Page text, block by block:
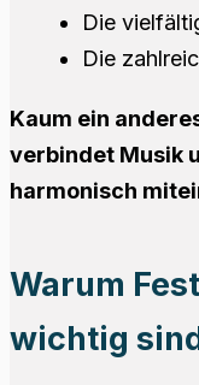
Die
Die
Kaum ein
verbindet Musik
harmonisch
Warum
wichtig